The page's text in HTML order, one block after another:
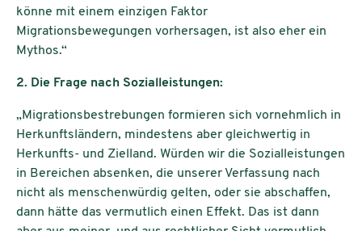
könne mit einem einzigen Faktor
Migrationsbewegungen vorhersagen, ist also eher ein
Mythos.“ ​​
2. Die Frage nach Sozialleistungen:
„Migrationsbestrebungen formieren sich vornehmlich in
Herkunftsländern, mindestens aber gleichwertig in
Herkunfts- und Zielland. Würden wir die Sozialleistungen
in Bereichen absenken, die unserer Verfassung nach
nicht als menschenwürdig gelten, oder sie abschaffen,
dann hätte das vermutlich einen Effekt. Das ist dann